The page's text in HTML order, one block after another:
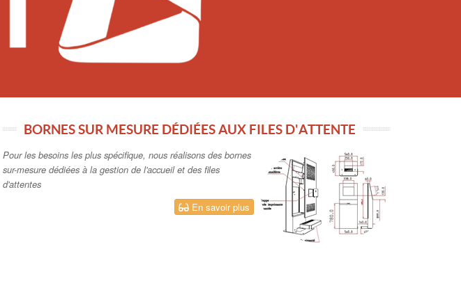
BORNES SUR MESURE DÉDIÉES AUX FILES D'ATTENTE
Pour les besoins les plus spécifique, nous réalisons des bornes
sur-mesure dédiées à la gestion de l'accueil et des files
d'attentes
En savoir plus